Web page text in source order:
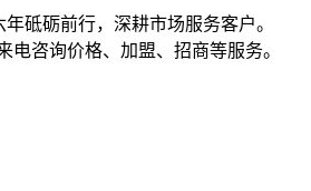
砥砺前行，深耕市场服务客户。
电咨询价格、加盟、招商等服务。